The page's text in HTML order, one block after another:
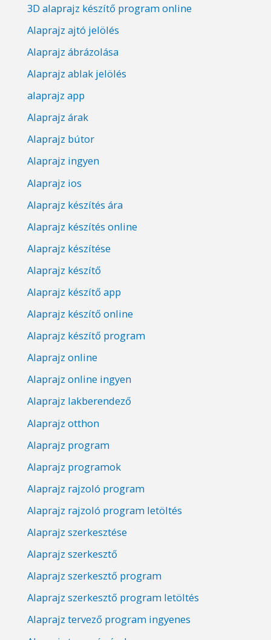
3D alaprajz készítő program online
Alaprajz ajtó jelölés
Alaprajz ábrázolása
Alaprajz ablak jelölés
alaprajz app
Alaprajz árak
Alaprajz bútor
Alaprajz ingyen
Alaprajz ios
Alaprajz készítés ára
Alaprajz készítés online
Alaprajz készítése
Alaprajz készítő
Alaprajz készítő app
Alaprajz készítő online
Alaprajz készítő program
Alaprajz online
Alaprajz online ingyen
Alaprajz lakberendező
Alaprajz otthon
Alaprajz program
Alaprajz programok
Alaprajz rajzoló program
Alaprajz rajzoló program letöltés
Alaprajz szerkesztése
Alaprajz szerkesztő
Alaprajz szerkesztő program
Alaprajz szerkesztő program letöltés
Alaprajz tervező program ingyenes